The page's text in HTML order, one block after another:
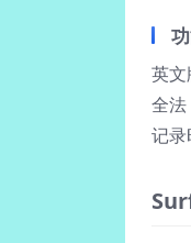
英文
全法
记录